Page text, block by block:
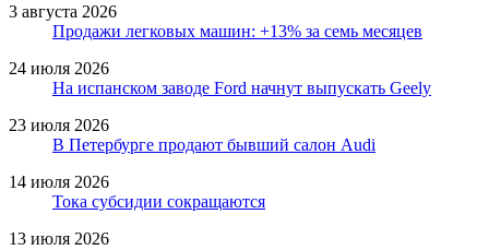
3 августа 2026
Продажи легковых машин: +13% за семь месяцев
24 июля 2026
На испанском заводе Ford начнут выпускать Geely
23 июля 2026
В Петербурге продают бывший салон Audi
14 июля 2026
Тока субсидии сокращаются
13 июля 2026